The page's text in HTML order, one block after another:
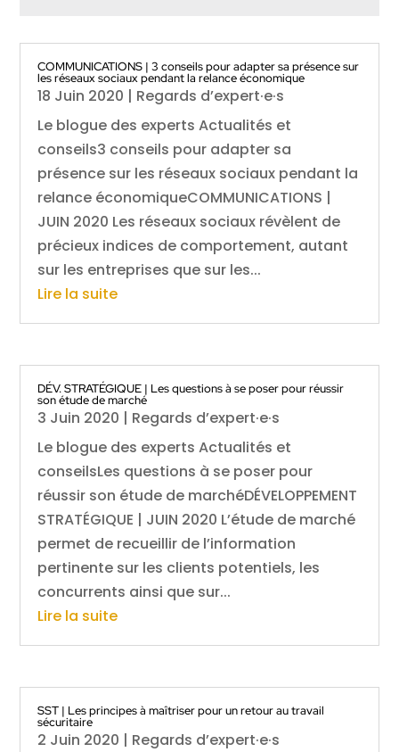
COMMUNICATIONS | 3 conseils pour adapter sa présence sur
les réseaux sociaux pendant la relance économique
18 Juin 2020 | Regards d’expert·e·s
Le blogue des experts Actualités et
conseils3 conseils pour adapter sa
présence sur les réseaux sociaux pendant la
relance économiqueCOMMUNICATIONS |
JUIN 2020 Les réseaux sociaux révèlent de
précieux indices de comportement, autant
sur les entreprises que sur les...
Lire la suite
DÉV. STRATÉGIQUE | Les questions à se poser pour réussir
son étude de marché
3 Juin 2020 | Regards d’expert·e·s
Le blogue des experts Actualités et
conseilsLes questions à se poser pour
réussir son étude de marchéDÉVELOPPEMENT
STRATÉGIQUE | JUIN 2020 L’étude de marché
permet de recueillir de l’information
pertinente sur les clients potentiels, les
concurrents ainsi que sur...
Lire la suite
SST | Les principes à maîtriser pour un retour au travail
sécuritaire
2 Juin 2020 | Regards d’expert·e·s